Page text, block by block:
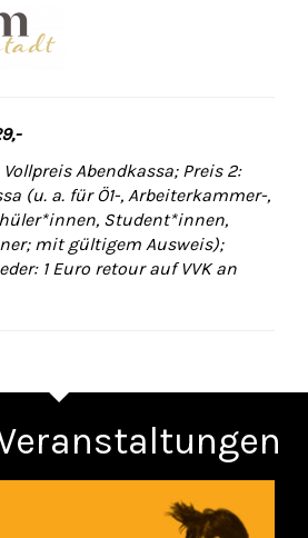
Abendkassa; Preis 2:
(u. a. für Ö1-, Arbeiterkammer-,
Student*innen,
mit gültigem Ausweis);
1 Euro retour auf VVK an